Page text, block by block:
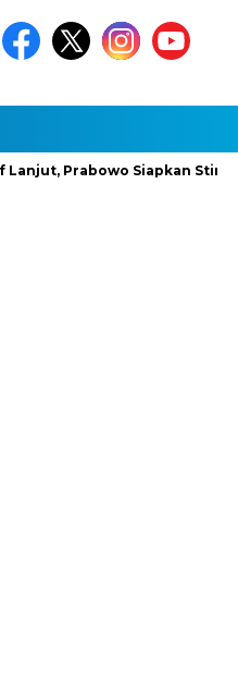
Siapkan Stimulus Baru